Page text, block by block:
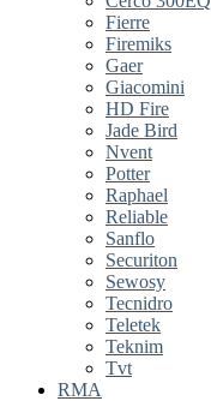
Fierre
Firemiks
Gaer
Giacomini
HD Fire
Jade Bird
Nvent
Potter
Raphael
Reliable
Sanflo
Securiton
Sewosy
Tecnidro
Teletek
Teknim
Tvt
RMA